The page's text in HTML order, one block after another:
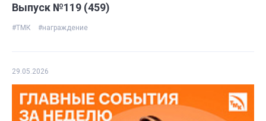
Выпуск №119 (459)
#ТМК #награждение
29.05.2026